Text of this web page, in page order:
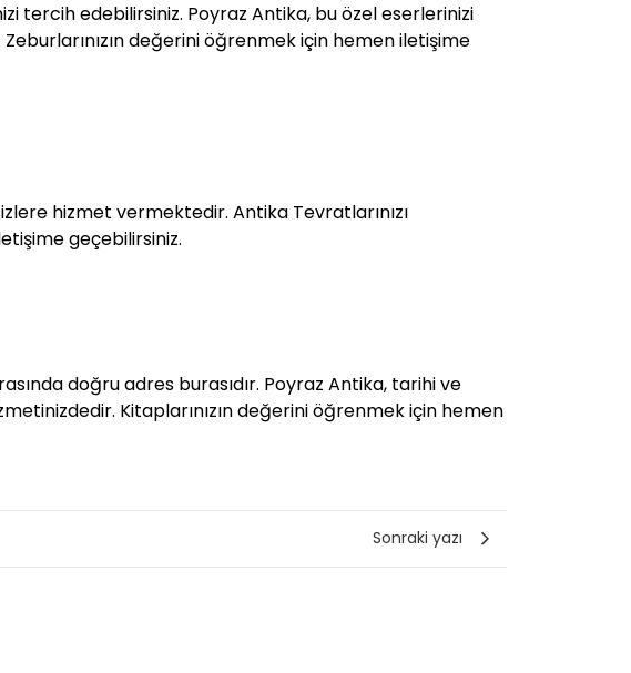
tercih edebilirsiniz. Poyraz Antika, bu özel eserlerinizi
değerini öğrenmek için hemen iletişime
hizmet vermektedir. Antika Tevratlarınızı
geçebilirsiniz.
doğru adres burasıdır. Poyraz Antika, tarihi ve
Kitaplarınızın değerini öğrenmek için hemen
Sonraki yazı